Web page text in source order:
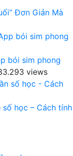
Đơn Giản Mà
bói sim phong
views
học – Cách tính